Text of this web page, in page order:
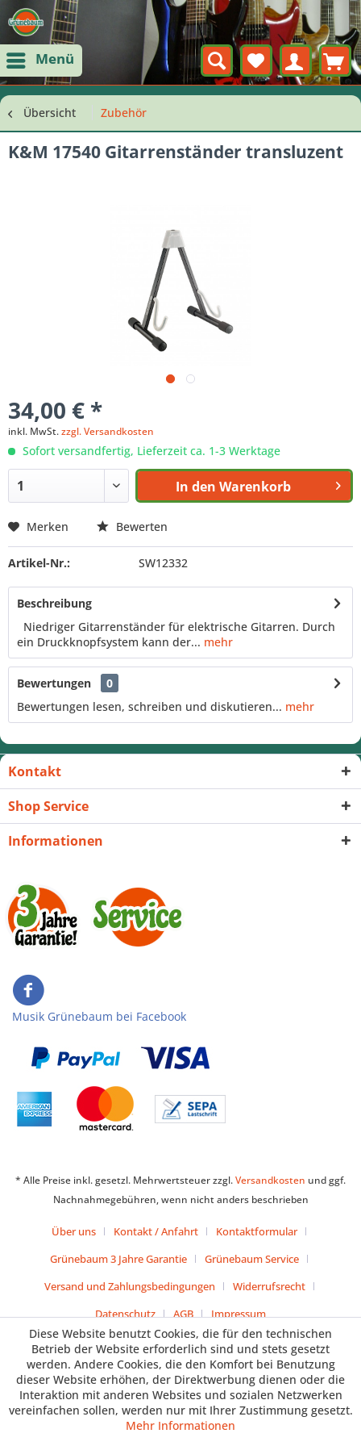
Menü
Übersicht Zubehör
K&M 17540 Gitarrenständer transluzent
34,00 € *
inkl. MwSt.zzgl. Versandkosten
Sofort versandfertig, Lieferzeit ca. 1-3 Werktage
In den Warenkorb
Merken Bewerten
Artikel-Nr.: SW12332
Beschreibung
Niedriger Gitarrenständer für elektrische Gitarren. Durch
ein Druckknopfsystem kann der... mehr
Bewertungen
0
Bewertungen lesen, schreiben und diskutieren... mehr
Kontakt
Shop Service
Informationen
Musik Grünebaum bei Facebook
* Alle Preise inkl. gesetzl. Mehrwertsteuer zzgl.Versandkosten und ggf.
Nachnahmegebühren, wenn nicht anders beschrieben
Über uns Kontakt / Anfahrt
Kontaktformular
Grünebaum 3 Jahre Garantie
Grünebaum Service
Versand und Zahlungsbedingungen
Widerrufsrecht
Datenschutz
AGB Impressum
Diese Website benutzt Cookies, die für den technischen
Betrieb der Website erforderlich sind und stets gesetzt
werden. Andere Cookies, die den Komfort bei Benutzung
dieser Website erhöhen, der Direktwerbung dienen oder die
Interaktion mit anderen Websites und sozialen Netzwerken
vereinfachen sollen, werden nur mit Ihrer Zustimmung gesetzt.
Mehr Informationen